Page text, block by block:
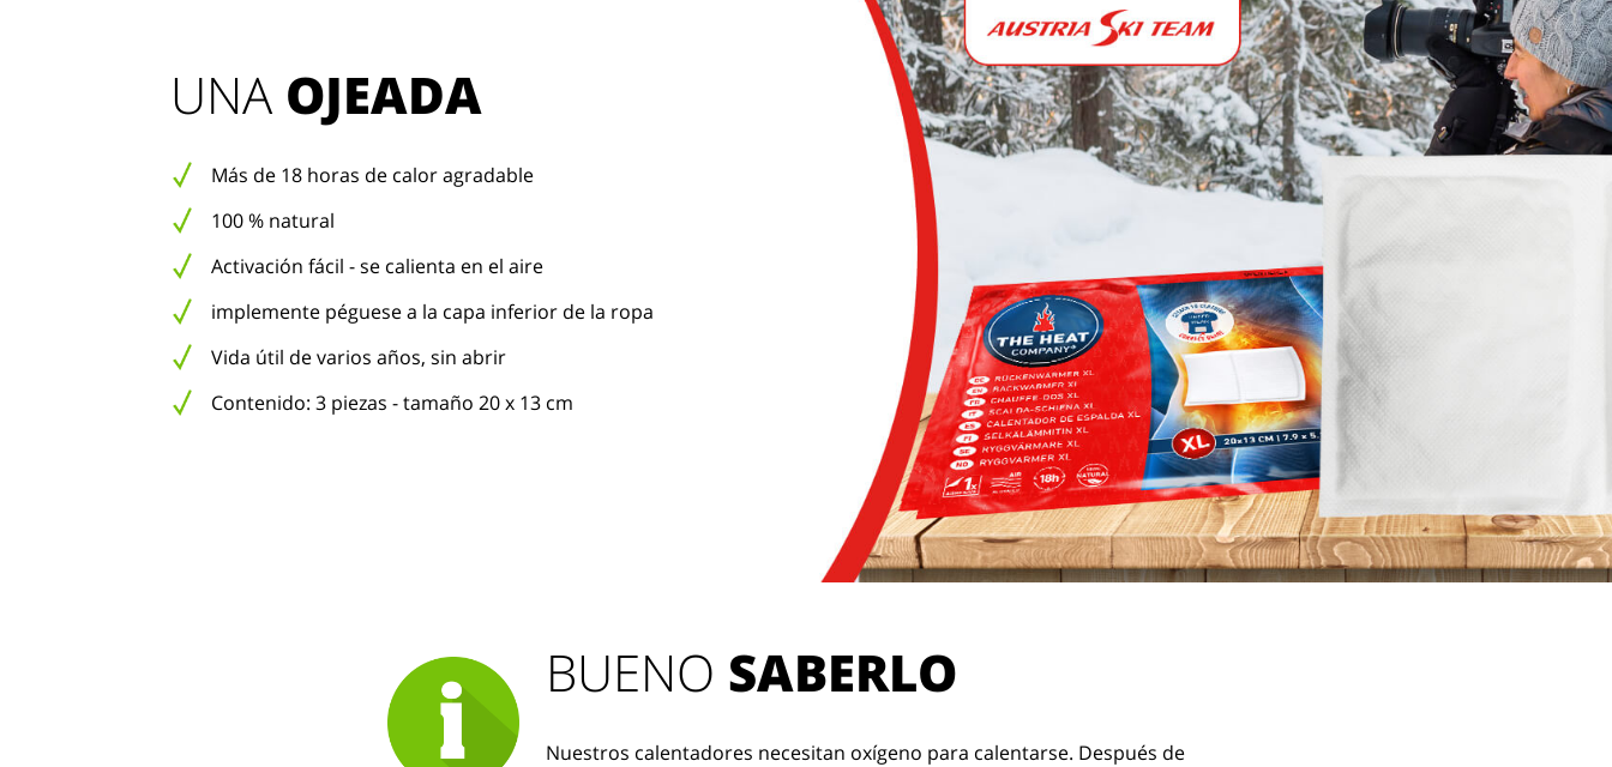
UNA OJEADA
Más de 18 horas de calor agradable
100 % natural
Activación fácil - se calienta en el aire
implemente péguese a la capa inferior de la ropa
Vida útil de varios años, sin abrir
Contenido: 3 piezas - tamaño 20 x 13 cm
BUENO SABERLO
Nuestros calentadores necesitan oxígeno para calentarse. Después de